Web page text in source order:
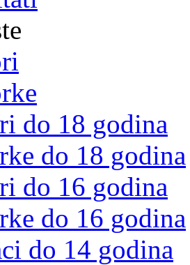
do 18 godina
do 18 godina
do 16 godina
do 16 godina
do 14 godina